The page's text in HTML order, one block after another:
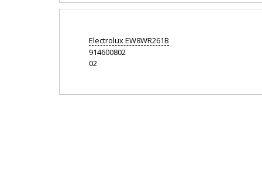
ElectroluxEW8WR261B
914600802
02